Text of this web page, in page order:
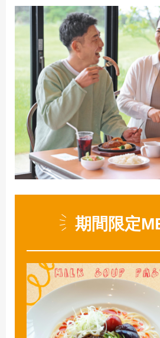
期間限定